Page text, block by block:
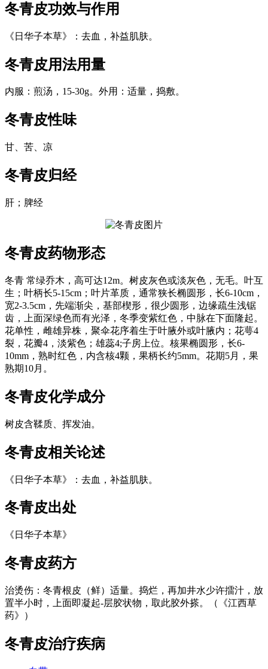
冬青皮功效与作用
《日华子本草》：去血，补益肌肤。
冬青皮用法用量
内服：煎汤，15-30g。外用：适量，捣敷。
冬青皮性味
甘、苦、凉
冬青皮归经
肝；脾经
冬青皮药物形态
冬青 常绿乔木，高可达12m。树皮灰色或淡灰色，无毛。叶互
生；叶柄长5-15cm；叶片革质，通常狭长椭圆形，长6-10cm，
宽2-3.5cm，先端渐尖，基部楔形，很少圆形，边缘疏生浅锯
齿，上面深绿色而有光泽，冬季变紫红色，中脉在下面隆起。
花单性，雌雄异株，聚伞花序着生于叶腋外或叶腋内；花萼4
裂，花瓣4，淡紫色；雄蕊4;子房上位。核果椭圆形，长6-
10mm，熟时红色，内含核4颗，果柄长约5mm。花期5月，果
熟期10月。
冬青皮化学成分
树皮含鞣质、挥发油。
冬青皮相关论述
《日华子本草》：去血，补益肌肤。
冬青皮出处
《日华子本草》
冬青皮药方
治烫伤：冬青根皮（鲜）适量。捣烂，再加井水少许擂汁，放
置半小时，上面即凝起-层胶状物，取此胶外搽。（《江西草
药》）
冬青皮治疗疾病